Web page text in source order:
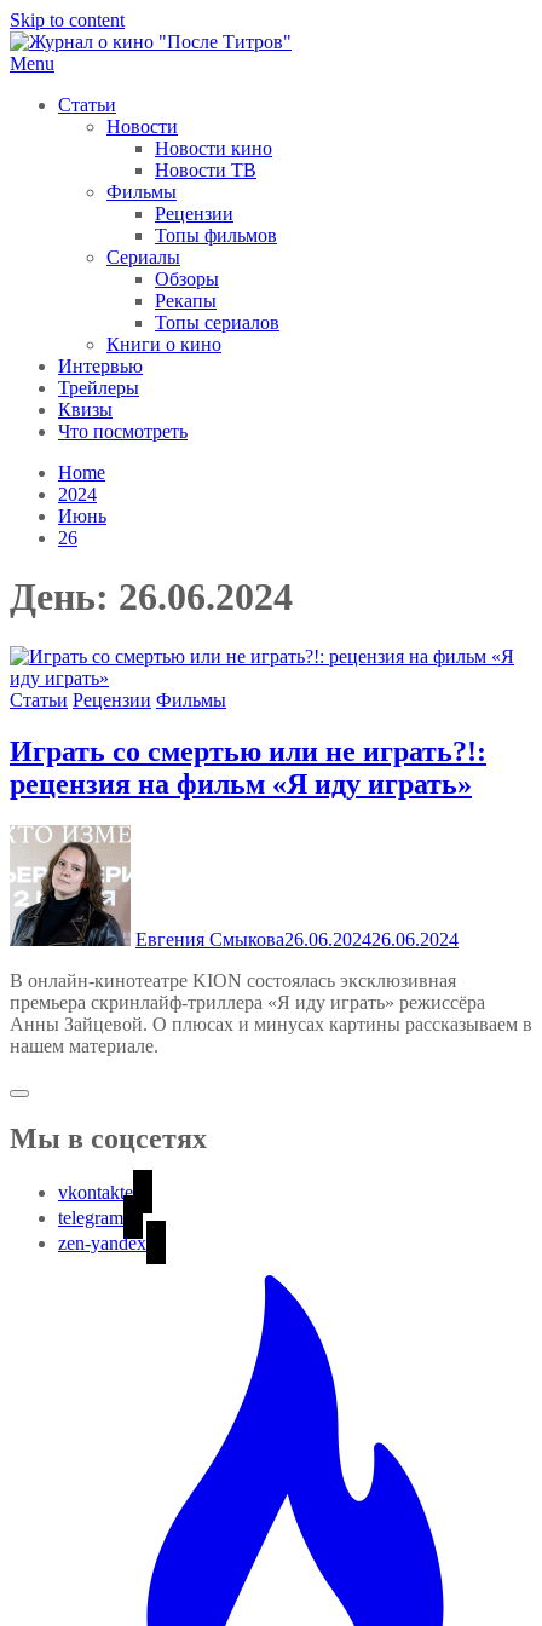
Skip to content
Menu
Статьи
Новости
Новости кино
Новости ТВ
Фильмы
Рецензии
Топы фильмов
Сериалы
Обзоры
Рекапы
Топы сериалов
Книги о кино
Интервью
Трейлеры
Квизы
Что посмотреть
Home
2024
Июнь
26
День: 26.06.2024
Статьи Рецензии Фильмы
Играть со смертью или не играть?!:
рецензия на фильм «Я иду играть»
Евгения Смыкова26.06.202426.06.2024
В онлайн-кинотеатре KION состоялась эксклюзивная
премьера скринлайф-триллера «Я иду играть» режиссёра
Анны Зайцевой. О плюсах и минусах картины рассказываем в
нашем материале.
Мы в соцсетях
vkontakte
telegram
zen-yandex